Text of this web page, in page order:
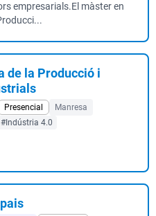
empresarials.El màster en
de la Producció i
Presencial
Manresa
#Indústria 4.0